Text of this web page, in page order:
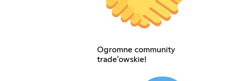
Ogromne community
trade'owskie!